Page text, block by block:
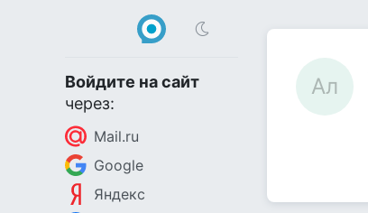
Войдите на сайт
через:
Mail.ru
Google
Яндекс
Ал